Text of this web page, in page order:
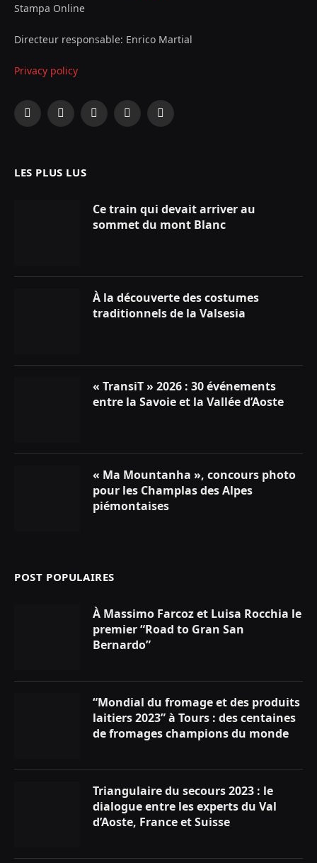
Stampa Online
Directeur responsable: Enrico Martial
Privacy policy
Facebook
X
InstagramYouTubeLinkedIn
LES PLUS LUS
Ce train qui devait arriver au
sommet du mont Blanc
À la découverte des costumes
traditionnels de la Valsesia
« TransiT » 2026 : 30 événements
entre la Savoie et la Vallée d’Aoste
« Ma Mountanha », concours photo
pour les Champlas des Alpes
piémontaises
POST POPULAIRES
À Massimo Farcoz et Luisa Rocchia le
premier “Road to Gran San
Bernardo”
“Mondial du fromage et des produits
laitiers 2023” à Tours : des centaines
de fromages champions du monde
Triangulaire du secours 2023 : le
dialogue entre les experts du Val
d’Aoste, France et Suisse